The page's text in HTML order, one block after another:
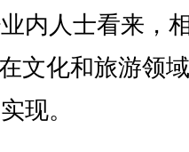
人士看来，
文化和旅游领
现。